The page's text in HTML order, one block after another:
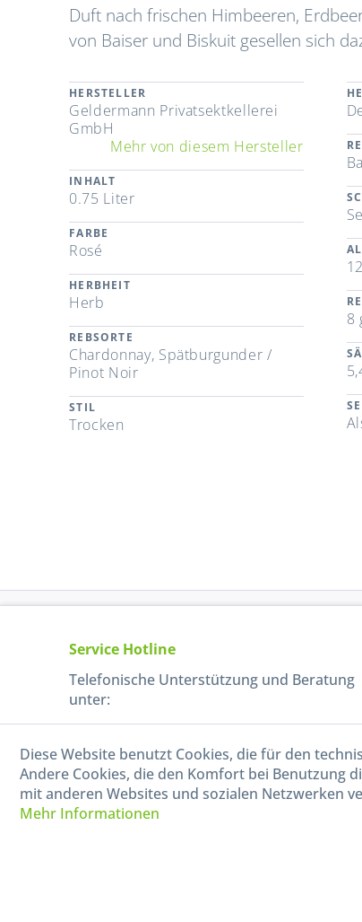
Duft nach frischen Himbeeren,
von Baiser und Biskuit gesellen sich
HERSTELLER
Geldermann Privatsektkellerei
GmbH
Mehr von diesem Hersteller
INHALT
0.75 Liter
FARBE
Rosé
HERBHEIT
Herb
REBSORTE
Chardonnay, Spätburgunder /
Pinot Noir
STIL
Trocken
8
Service Hotline
Telefonische Unterstützung und Beratung
unter:
040-880 99 770
Mo-Fr, 09:00 - 15:00 Uhr
Diese Website benutzt Cookies, die für den
Andere Cookies, die den Komfort bei Benutzung
mit anderen Websites und sozialen Netzwerken
Mehr Informationen